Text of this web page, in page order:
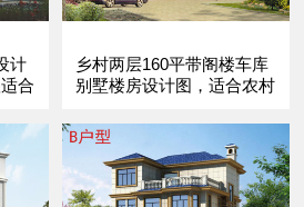
计
合
乡村两层160平带阁楼车库
别墅楼房设计图，适合农村